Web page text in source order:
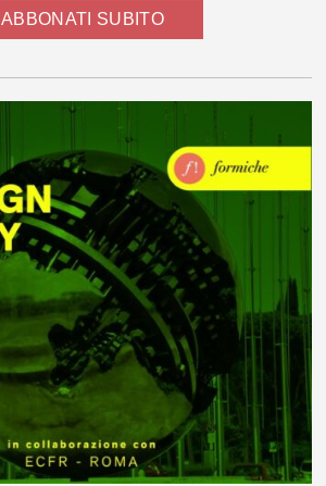
ABBONATI SUBITO